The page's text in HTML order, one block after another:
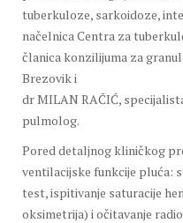
tuberkuloze, sarkoidoze,
načelnica Centra za
članica konzilijuma za
Brezovik i
dr MILAN RAČIĆ,
pulmolog.
Pored detaljnog kliničkog
ventilacijske funkcije pluća:
test, ispitivanje saturacije
oksimetrija) i očitavanje